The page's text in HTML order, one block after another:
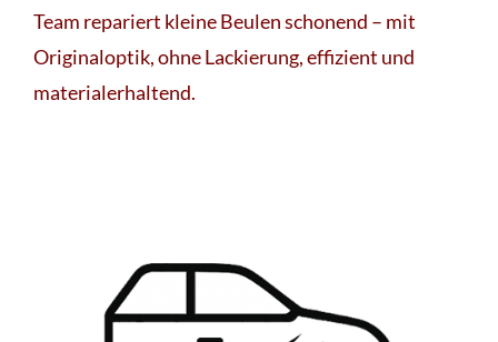
Team repariert kleine Beulen schonend – mit
Originaloptik, ohne Lackierung, effizient und
materialerhaltend.